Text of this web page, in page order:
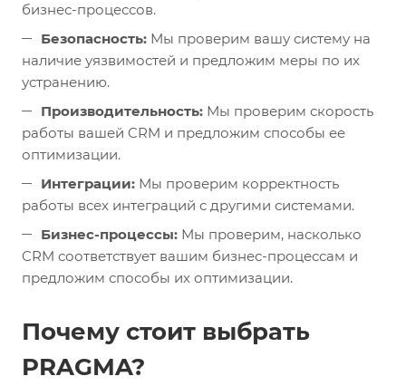
бизнес-процессов.
Безопасность: Мы проверим вашу систему на
наличие уязвимостей и предложим меры по их
устранению.
Производительность: Мы проверим скорость
работы вашей CRM и предложим способы ее
оптимизации.
Интеграции: Мы проверим корректность
работы всех интеграций с другими системами.
Бизнес-процессы: Мы проверим, насколько
CRM соответствует вашим бизнес-процессам и
предложим способы их оптимизации.
Почему стоит выбрать
PRAGMA?